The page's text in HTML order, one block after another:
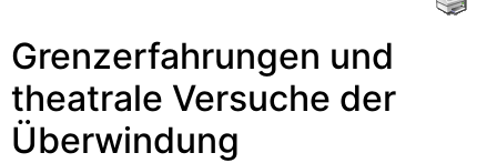
Grenzerfahrungen und
theatrale Versuche der
Überwindung